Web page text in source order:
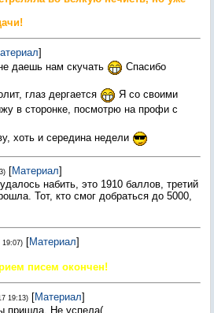
]
даешь нам скучать
Спасибо
глаз дергается
Я со своими
в сторонке, посмотрю на профи с
хоть и середина недели
[Материал]
набить, это 1910 баллов, третий
Тот, кто смог добраться до 5000,
19:07) [Материал]
писем окончен!
19:13) [Материал]
пришла. Не успела(